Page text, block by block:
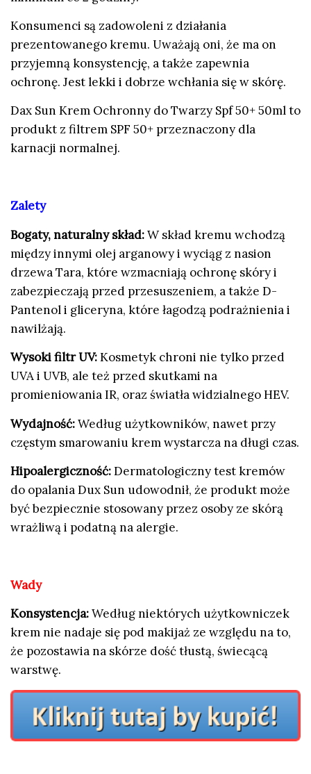
Konsumenci są zadowoleni z działania
prezentowanego kremu. Uważają oni, że ma on
przyjemną konsystencję, a także zapewnia
ochronę. Jest lekki i dobrze wchłania się w skórę.
Dax Sun Krem Ochronny do Twarzy Spf 50+ 50mlto
produkt z filtrem SPF 50+ przeznaczony dla
karnacji normalnej.
Zalety
Bogaty, naturalny skład:W skład kremu wchodzą
między innymi olej arganowy i wyciąg z nasion
drzewa Tara, które wzmacniają ochronę skóry i
zabezpieczają przed przesuszeniem, a także D-
Pantenol i gliceryna, które łagodzą podrażnienia i
nawilżają.
Wysoki filtr UV:Kosmetyk chroni nie tylko przed
UVA i UVB, ale też przed skutkami na
promieniowania IR, oraz światła widzialnego HEV.
Wydajność:Według użytkowników, nawet przy
częstym smarowaniu krem wystarcza na długi czas.
Hipoalergiczność:Dermatologiczny test kremów
do opalania Dux Sun udowodnił, że produkt może
być bezpiecznie stosowany przez osoby ze skórą
wrażliwą i podatną na alergie.
Wady
Konsystencja:Według niektórych użytkowniczek
krem nie nadaje się pod makijaż ze względu na to,
że pozostawia na skórze dość tłustą, świecącą
warstwę.